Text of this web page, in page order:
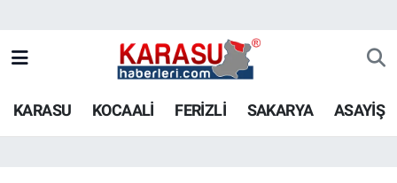
KARASU KOCAALİ FERİZLİ SAKARYA ASAYİŞ